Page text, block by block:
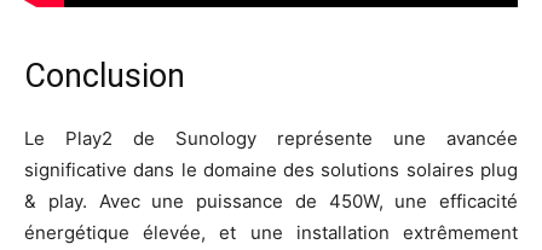
Conclusion
Le Play2 de Sunology représente une avancée
significative dans le domaine des solutions solaires plug
& play. Avec une puissance de 450W, une efficacité
énergétique élevée, et une installation extrêmement